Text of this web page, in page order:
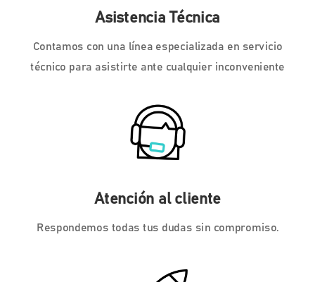
Asistencia Técnica
Contamos con una línea especializada en servicio
técnico para asistirte ante cualquier inconveniente
Atención al cliente
Respondemos todas tus dudas sin compromiso.